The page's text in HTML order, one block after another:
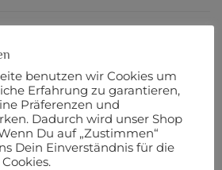
Quiltmuster in
benutzen wir Cookies um
Erfahrung zu garantieren,
Präferenzen und
Dadurch wird unser Shop
Du auf „Zustimmen“
Dein Einverständnis für die